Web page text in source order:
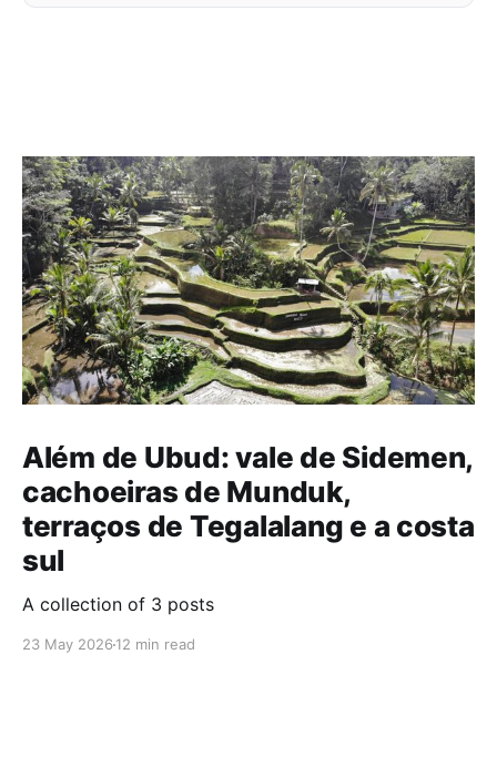
Além de Ubud: vale de Sidemen,
cachoeiras de Munduk,
terraços de Tegalalang e a costa
sul
A collection of 3 posts
23 May 2026 12 min read